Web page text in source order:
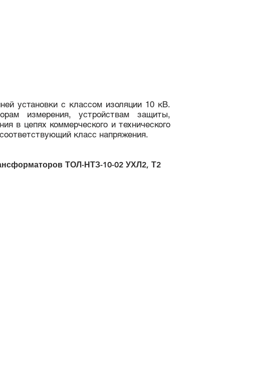
установки с классом изоляции 10 кВ.
измерения, устройствам защиты,
в цепях коммерческого и технического
класс напряжения.
ТОЛ-НТЗ-10-02 УХЛ2, Т2